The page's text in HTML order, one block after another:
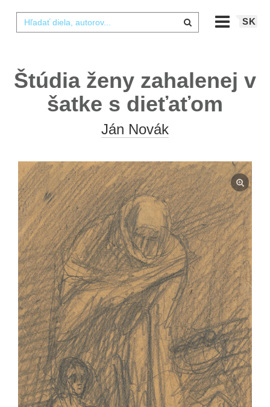
SK
Štúdia ženy zahalenej v
šatke s dieťaťom
Ján Novák